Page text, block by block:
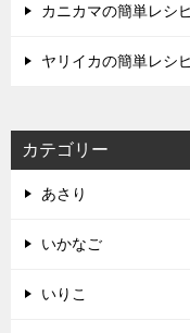
カニカマの簡単レシ
ヤリイカの簡単レシ
カテゴリー
あさり
いかなご
いりこ